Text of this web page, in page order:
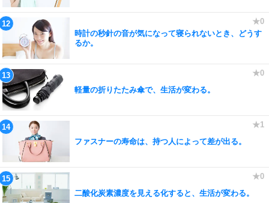
時計の秒針の音が気になって寝られないとき、どうす
るか。
軽量の折りたたみ傘で、生活が変わる。
ファスナーの寿命は、持つ人によって差が出る。
二酸化炭素濃度を見える化すると、生活が変わる。